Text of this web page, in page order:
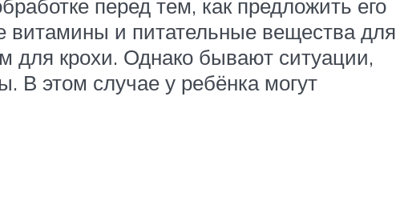
перед тем, как предложить его
витамины и питательные вещества для
для крохи. Однако бывают ситуации,
В этом случае у ребёнка могут